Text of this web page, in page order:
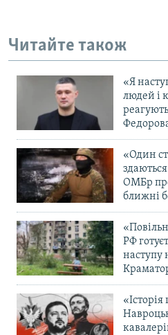
Читайте також
«Я
людей і
«Один
ОМБр
ближні
РФ
наступу
«Історія